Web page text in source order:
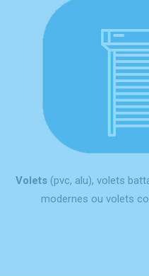
Volets (pvc, alu), volets
modernes ou volets